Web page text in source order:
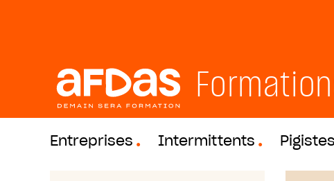
Entreprises Intermittents Pigistes